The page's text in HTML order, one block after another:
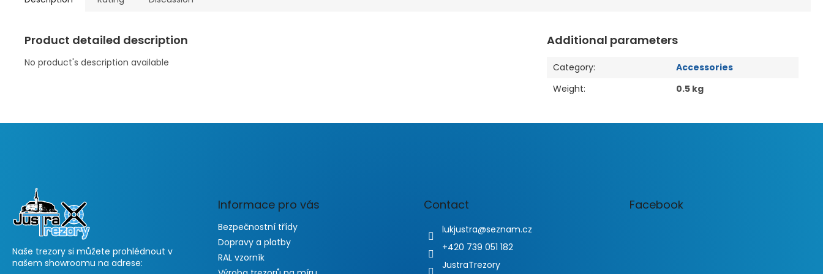
Product detailed description
No product's description available
Additional parameters
Category:
Accessories
Weight: 0.5 kg
Naše trezory si můžete prohlédnout v
našem showroomu na adrese:
Informace pro vás
Bezpečnostní třídy
Dopravy a platby
RAL vzorník
Contact
lukjustra@seznam.cz
+420 739 051 182
JustraTrezory
Facebook